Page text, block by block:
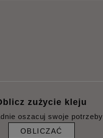
zużycie kleju
oszacuj swoje potrzeby
OBLICZAĆ